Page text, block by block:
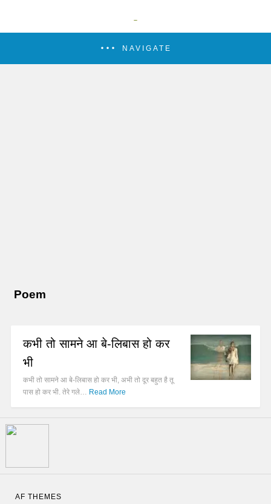
NAVIGATE
Poem
कभी तो सामने आ बे-लिबास हो कर
भी
कभी तो सामने आ बे-लिबास हो कर भी, अभी तो दूर बहुत है तू
पास हो कर भी. तेरे गले… Read More
AF THEMES